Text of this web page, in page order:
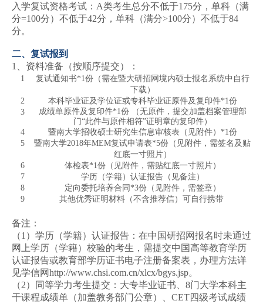
入学复试资格考试：A类考生总分不低于175分，单科（满
分=100分）不低于42分，单科（满分>100分）不低于84
分。
二、复试报到
1、资料准备（按顺序提交）：
1
复试通知书*1份（需在暨大研招网境内硕士报名系统中自行
下载）
2
本科毕业证及学位证或专科毕业证原件及复印件*1份
3
成绩单原件及复印件*1份 （无原件，提交加盖档案管理部
门“此件与原件相符”证明章的复印件）
4
暨南大学招收硕士研究生信息审核表（见附件）*1份
5
暨南大学2018年MEM复试申请表*5份（见附件，需签名及贴
红底一寸照片）
6
体检表*1份（见附件，需贴红底一寸照片）
7
学历（学籍）认证报告（见备注）
8
定向委托培养合同*3份（见附件，需签章）
9
其他优秀证明材料（不含推荐信）可自行携带
备注：
（1）学历（学籍）认证报告：在中国研招网报名时未通过
网上学历（学籍）校验的考生，需提交中国高等教育学历
认证报告或教育部学历证书电子注册备案表，办理方法详
见学信网http://www.chsi.com.cn/xlcx/bgys.jsp。
（2）同等学力考生提交：大专毕业证书、8门大学本科主
干课程成绩单（加盖教务部门公章）、CET四级考试成绩